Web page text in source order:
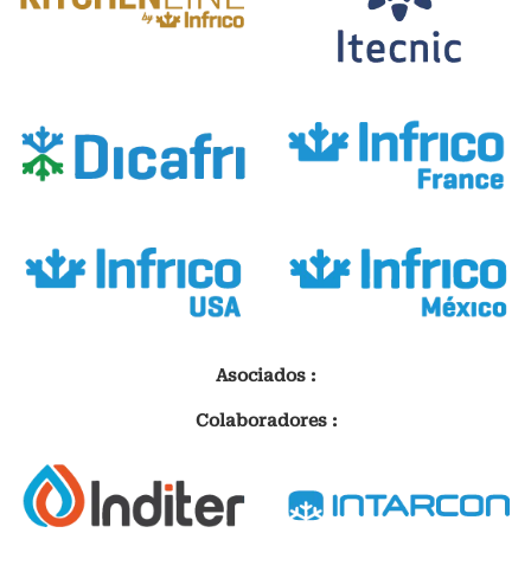
Asociados :
Colaboradores :